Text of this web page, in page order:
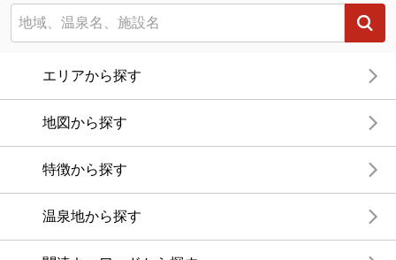
エリアから探す
地図から探す
特徴から探す
温泉地から探す